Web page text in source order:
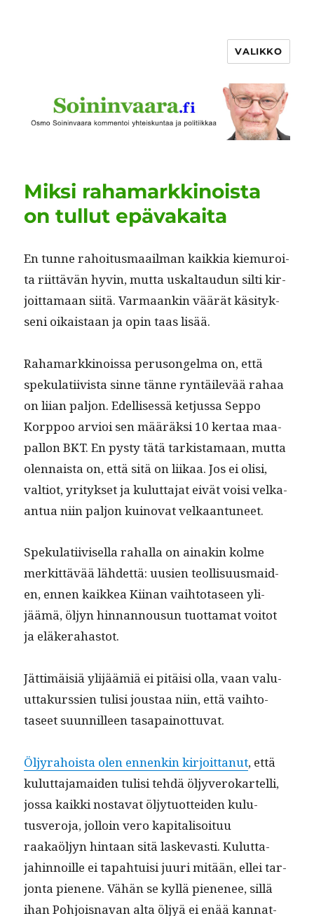
VALIKKO
Miksi rahamarkkinoista
on tullut epävakaita
En tunne rahoi­tus­maail­man kaikkia kiemuroi­
ta riit­tävän hyvin, mut­ta uskaltaudun silti kir­
joit­ta­maan siitä. Var­maankin väärät käsi­tyk­
seni oikaistaan ja opin taas lisää.
Rahamarkki­nois­sa peru­songel­ma on, että
speku­lati­ivista sinne tänne ryn­täilevää rahaa
on liian paljon. Edel­lisessä ketjus­sa Sep­po
Korp­poo arvioi sen määräk­si 10 ker­taa maa­
pal­lon BKT. En pysty tätä tark­ista­maan, mut­ta
olen­naista on, että sitä on liikaa. Jos ei olisi,
val­tiot, yri­tyk­set ja kulut­ta­jat eivät voisi velka­
an­tua niin paljon kuino­vat velkaantuneet.
Speku­lati­ivisel­la rahal­la on ainakin kolme
merkit­tävää lähdet­tä: uusien teol­lisu­us­maid­
en, ennen kaikkea Kiinan vai­h­to­taseen yli­
jäämä, öljyn hin­nan­nousun tuot­ta­mat voitot
ja eläkerahastot.
Jät­timäisiä yli­jäämiä ei pitäisi olla, vaan val­u­
ut­takurssien tulisi jous­taa niin, että vai­h­to­
taseet suun­nilleen tasapainottuvat.
Öljyra­hoista olen ennenkin kir­joit­tanut, että
kulut­ta­ja­maid­en tulisi tehdä öljyverokartel­li,
jos­sa kaik­ki nos­ta­vat öljy­tuot­tei­den kulu­
tusvero­ja, jol­loin vero kap­i­tal­isoituu
raakaöljyn hin­taan sitä laskev­asti. Kulut­ta­
jahin­noille ei tapah­tu­isi juuri mitään, ellei tar­
jon­ta pienene. Vähän se kyl­lä piene­nee, sil­lä
ihan Pohjois­na­van alta öljyä ei enää kan­nat­